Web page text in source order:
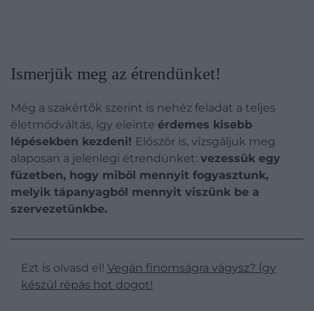
Ismerjük meg az étrendünket!
Még a szakértők szerint is nehéz feladat a teljes
életmódváltás, így eleinte érdemes kisebb
lépésekben kezdeni! Először is, vizsgáljuk meg
alaposan a jelenlegi étrendünket: vezessük egy
füzetben, hogy miből mennyit fogyasztunk,
melyik tápanyagból mennyit viszünk be a
szervezetünkbe.
Ezt is olvasd el! Vegán finomságra vágysz? Így
készül répás hot dogot!